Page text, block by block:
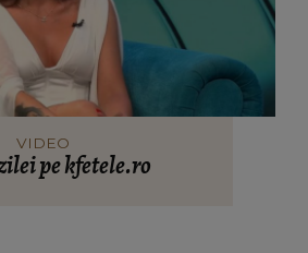
VIDEO
pe kfetele.ro